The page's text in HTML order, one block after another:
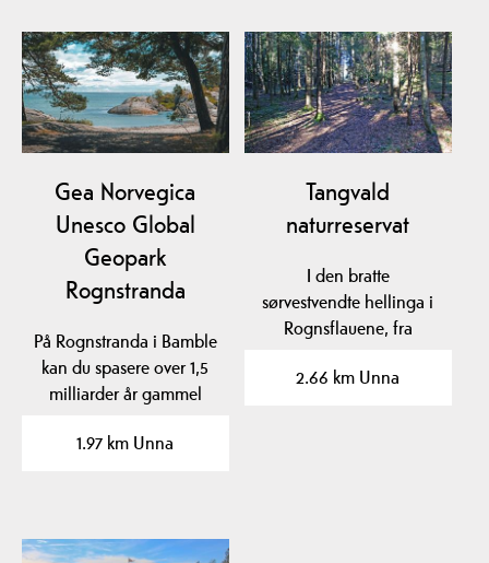
Gea Norvegica
Unesco Global
Geopark
Rognstranda
På Rognstranda i Bamble
kan du spasere over 1,5
milliarder år gammel
1.97 km Unna
Tangvald
naturreservat
I den bratte
sørvestvendte hellinga i
Rognsflauene, fra
sørover til…
2.66 km Unna